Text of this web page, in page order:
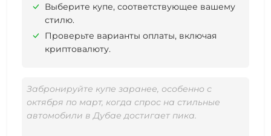
Выберите купе, соответствующее вашему
стилю.
Проверьте варианты оплаты, включая
криптовалюту.
Забронируйте купе заранее, особенно с
октября по март, когда спрос на стильные
автомобили в Дубае достигает пика.